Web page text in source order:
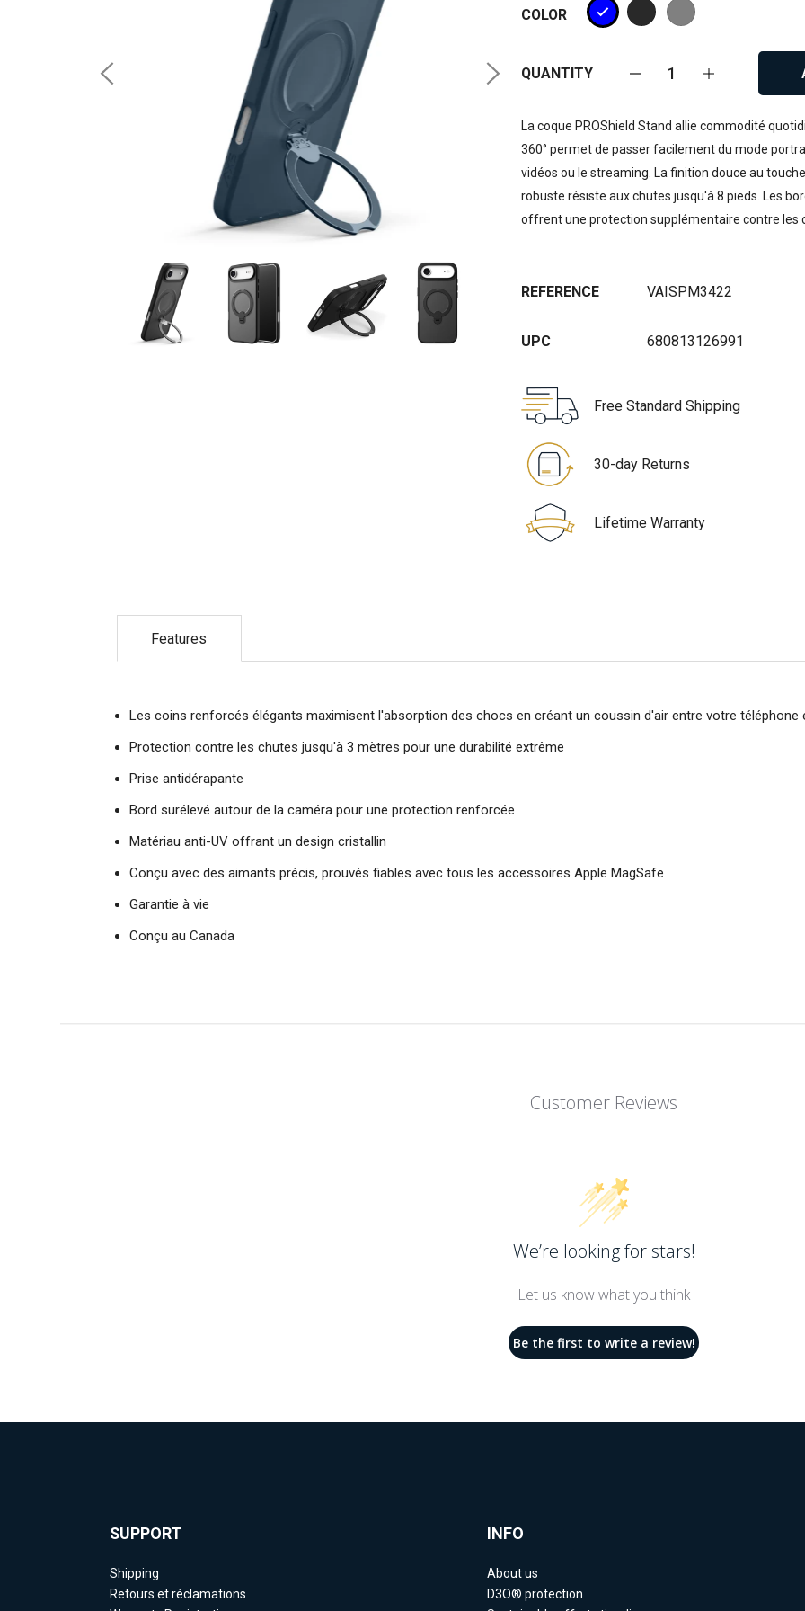
COLOR
QUANTITY
La coque PROShield Stand allie commodité
360° permet de passer facilement du mode
vidéos ou le streaming. La finition douce au
robuste résiste aux chutes jusqu'à 8 pieds. Les
offrent une protection supplémentaire contre les
REFERENCE VAISPM3422
UPC 680813126991
Free Standard Shipping
30-day Returns
Lifetime Warranty
Features
Les coins renforcés élégants maximisent l'absorption des chocs en créant un coussin d'air entre votre
Protection contre les chutes jusqu'à 3 mètres pour une durabilité extrême
Prise antidérapante
Bord surélevé autour de la caméra pour une protection renforcée
Matériau anti-UV offrant un design cristallin
Conçu avec des aimants précis, prouvés fiables avec tous les accessoires Apple MagSafe
Garantie à vie
Conçu au Canada
Customer Reviews
We’re looking for stars!
Let us know what you think
Be the first to write a review!
SUPPORT
Shipping
Retours et réclamations
INFO
About us
D3O® protection